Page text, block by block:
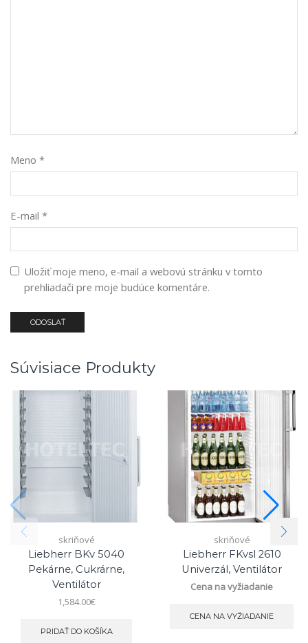
Meno *
E-mail *
Uložiť moje meno, e-mail a webovú stránku v tomto
prehliadači pre moje budúce komentáre.
Súvisiace Produkty
skriňové
Liebherr BKv 5040
Pekárne, Cukrárne,
Ventilátor
1,584.00€
PRIDAŤ DO KOŠÍKA
skriňové
Liebherr FKvsl 2610
Univerzál, Ventilátor
Cena na vyžiadanie
CENA NA VYŽIADANIE